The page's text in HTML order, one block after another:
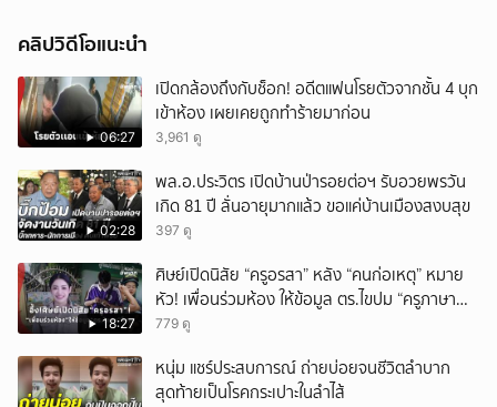
คลิปวิดีโอแนะนำ
06:27
เปิดกล้องถึงกับช็อก! อดีตแฟนโรยตัวจากชั้น 4 บุก
เข้าห้อง เผยเคยถูกทำร้ายมาก่อน
3,961 ดู
02:28
พล.อ.ประวิตร เปิดบ้านป่ารอยต่อฯ รับอวยพรวัน
เกิด 81 ปี ลั่นอายุมากแล้ว ขอแค่บ้านเมืองสงบสุข
397 ดู
18:27
ศิษย์เปิดนิสัย “ครูอรสา” หลัง “คนก่อเหตุ” หมาย
หัว! เพื่อนร่วมห้อง ให้ข้อมูล ตร.ไขปม “ครูภาษา
ไทย”!
779 ดู
หนุ่ม แชร์ประสบการณ์ ถ่ายบ่อยจนชีวิตลำบาก
สุดท้ายเป็นโรคกระเปาะในลำไส้